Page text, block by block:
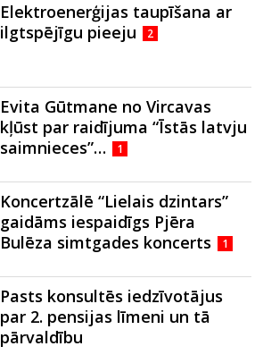
Elektroenerģijas taupīšana ar
ilgtspējīgu pieeju
2
Evita Gūtmane no Vircavas
kļūst par raidījuma “Īstās latvju
saimnieces”…
1
Koncertzālē “Lielais dzintars”
gaidāms iespaidīgs Pjēra
Bulēza simtgades koncerts
1
Pasts konsultēs iedzīvotājus
par 2. pensijas līmeni un tā
pārvaldību